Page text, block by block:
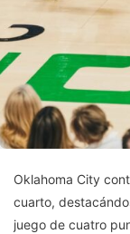
Oklahoma City
cuarto,
juego de cuatro